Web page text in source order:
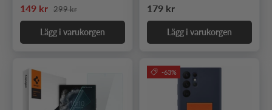
Nedsatt pris
149 kr Ordinarie pris
299 kr
Lägg i varukorgen
Ordinarie pris
179 kr
Lägg i varukorgen
-63%